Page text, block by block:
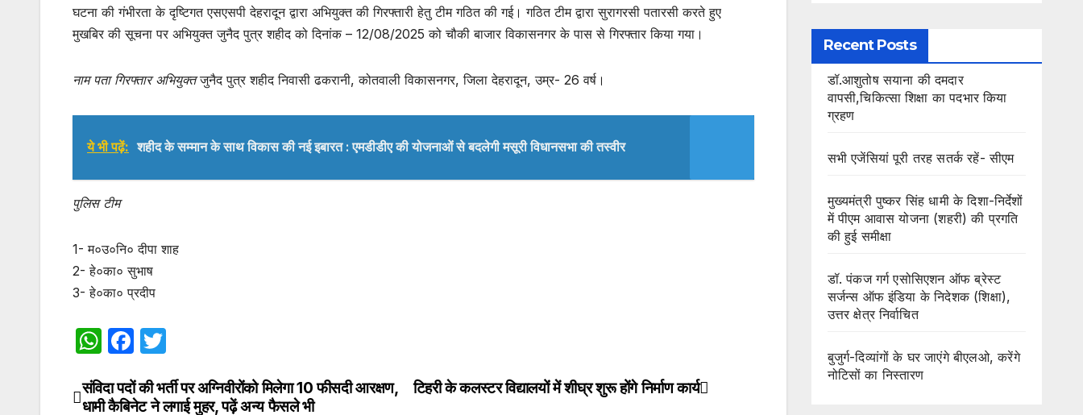
घटना की गंभीरता के दृष्टिगत एसएसपी देहरादून द्वारा अभियुक्त की गिरफ्तारी हेतु टीम गठित की गई। गठित टीम द्वारा सुरागरसी पतारसी करते हुए
मुखबिर की सूचना पर अभियुक्त जुनैद पुत्र शहीद को दिनांक – 12/08/2025 को चौकी बाजार विकासनगर के पास से गिरफ्तार किया गया।
नाम पता गिरफ्तार अभियुक्तजुनैद पुत्र शहीद निवासी ढकरानी, कोतवाली विकासनगर, जिला देहरादून, उम्र- 26 वर्ष।
ये भी पढ़ें: शहीद के सम्मान के साथ विकास की नई इबारत : एमडीडीए की योजनाओं से बदलेगी मसूरी विधानसभा की तस्वीर
पुलिस टीम
1- म०उ०नि० दीपा शाह
2- हे०का० सुभाष
3- हे०का० प्रदीप
W
at
F
c itt
Post
टिहरी के कलस्टर विद्यालयों में शीघ्र शुरू होंगे निर्माण कार्य
संविदा पदों की भर्ती पर अग्निवीरोंको मिलेगा 10 फीसदी आरक्षण,
धामी कैबिनेट ने लगाई मुहर, पढ़ें अन्य फैसले भी
Recent Posts
डॉ.आशुतोष सयाना की दमदार
वापसी,चिकित्सा शिक्षा का पदभार किया
ग्रहण
सभी एजेंसियां पूरी तरह सतर्क रहें- सीएम
मुख्यमंत्री पुष्कर सिंह धामी के दिशा-निर्देशों
में पीएम आवास योजना (शहरी) की प्रगति
की हुई समीक्षा
डॉ. पंकज गर्ग एसोसिएशन ऑफ ब्रेस्ट
सर्जन्स ऑफ इंडिया के निदेशक (शिक्षा),
उत्तर क्षेत्र निर्वाचित
बुजुर्ग-दिव्यांगों के घर जाएंगे बीएलओ, करेंगे
नोटिसों का निस्तारण